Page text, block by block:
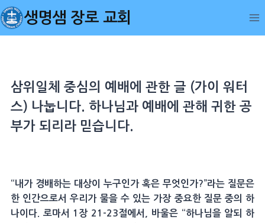
Skip
to
content
생명샘 장로 교회
삼위일체 중심의 예배에 관한 글 (가이 워터
스) 나눕니다. 하나님과 예배에 관해 귀한 공
부가 되리라 믿습니다.
“내가 경배하는 대상이 누구인가 혹은 무엇인가?”라는 질문은
한 인간으로서 우리가 물을 수 있는 가장 중요한 질문 중의 하
나이다. 로마서 1장 21-23절에서, 바울은 “하나님을 알되 하